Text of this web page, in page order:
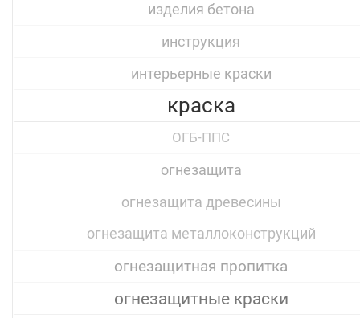
изделия бетона
инструкция
интерьерные краски
краска
ОГБ-ППС
огнезащита
огнезащита древесины
огнезащита металлоконструкций
огнезащитная пропитка
огнезащитные краски